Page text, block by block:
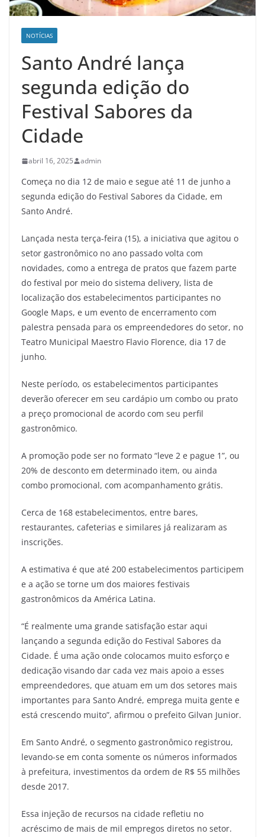
NOTÍCIAS
Santo André lança
segunda edição do
Festival Sabores da
Cidade
abril 16, 2025 admin
Começa no dia 12 de maio e segue até 11 de junho a
segunda edição do Festival Sabores da Cidade, em
Santo André.
Lançada nesta terça-feira (15), a iniciativa que agitou o
setor gastronômico no ano passado volta com
novidades, como a entrega de pratos que fazem parte
do festival por meio do sistema delivery, lista de
localização dos estabelecimentos participantes no
Google Maps, e um evento de encerramento com
palestra pensada para os empreendedores do setor, no
Teatro Municipal Maestro Flavio Florence, dia 17 de
junho.
Neste período, os estabelecimentos participantes
deverão oferecer em seu cardápio um combo ou prato
a preço promocional de acordo com seu perfil
gastronômico.
A promoção pode ser no formato “leve 2 e pague 1”, ou
20% de desconto em determinado item, ou ainda
combo promocional, com acompanhamento grátis.
Cerca de 168 estabelecimentos, entre bares,
restaurantes, cafeterias e similares já realizaram as
inscrições.
A estimativa é que até 200 estabelecimentos participem
e a ação se torne um dos maiores festivais
gastronômicos da América Latina.
“É realmente uma grande satisfação estar aqui
lançando a segunda edição do Festival Sabores da
Cidade. É uma ação onde colocamos muito esforço e
dedicação visando dar cada vez mais apoio a esses
empreendedores, que atuam em um dos setores mais
importantes para Santo André, emprega muita gente e
está crescendo muito”, afirmou o prefeito Gilvan Junior.
Em Santo André, o segmento gastronômico registrou,
levando-se em conta somente os números informados
à prefeitura, investimentos da ordem de R$ 55 milhões
desde 2017.
Essa injeção de recursos na cidade refletiu no
acréscimo de mais de mil empregos diretos no setor.